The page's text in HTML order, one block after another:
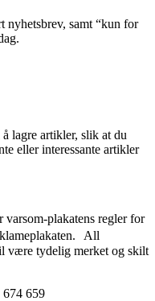
nyhetsbrev, samt “kun for
lagre artikler, slik at du
eller interessante artikler
plakatens regler for
All
være tydelig merket og skilt
674 659